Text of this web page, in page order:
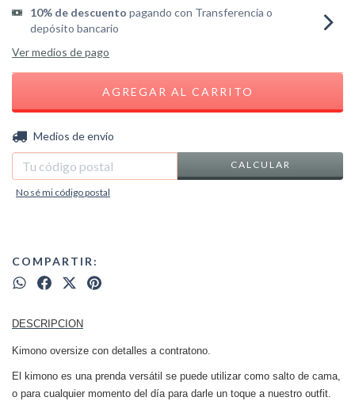
10% de descuento pagando con Transferencia o
depósito bancario
Ver medios de pago
Entregas para el CP:
Medios de envío
CALCULAR
No sé mi código postal
COMPARTIR:
DESCRIPCION
Kimono oversize con detalles a contratono.
El kimono es una prenda versátil se puede utilizar como salto de cama,
o para cualquier momento del día para darle un toque a nuestro outfit.